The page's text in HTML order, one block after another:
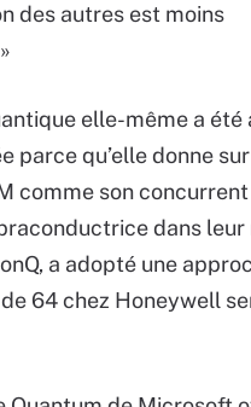
des autres est moins
elle-même a
parce qu’elle donne
comme son
dans
a adopté une
64 chez Honeywell